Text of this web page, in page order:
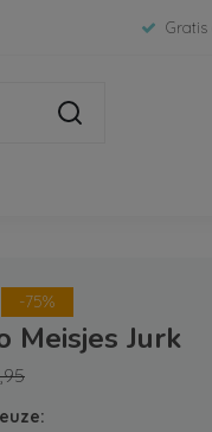
Gratis
-75%
Meisjes Jurk